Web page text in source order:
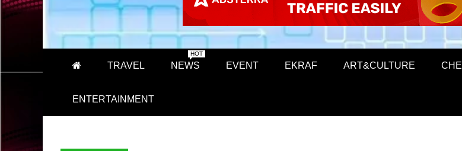
TRAVEL NEWS
HOT
EVENT EKRAF ART&CULTURE
ENTERTAINMENT